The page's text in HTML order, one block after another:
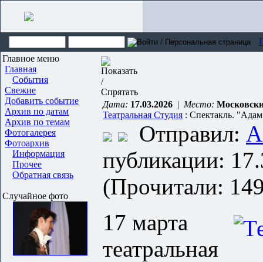
Главное меню
Главная
События
Свежие
Добавить событие
Архив по датам
Архив по темам
Фотогалерея
Фотоархив
Информация
Прочее
Обратная связь
Случайное фото
Дата: 17.03.2026 | Место:
Театральная Студия : Cпектакль.
Отправил:
публикации:
(Прочитали:
17 марта
театральная